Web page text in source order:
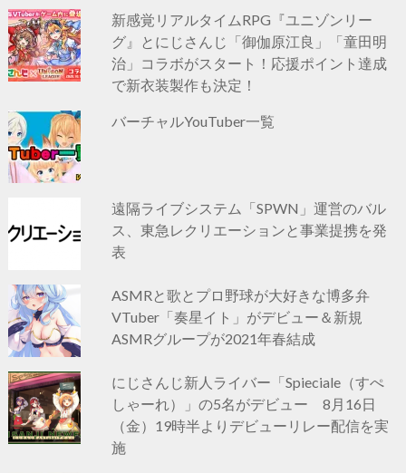
新感覚リアルタイムRPG『ユニゾンリー
グ』とにじさんじ「御伽原江良」「童田明
治」コラボがスタート！応援ポイント達成
で新衣装製作も決定！
バーチャルYouTuber一覧
遠隔ライブシステム「SPWN」運営のバル
ス、東急レクリエーションと事業提携を発
表
ASMRと歌とプロ野球が大好きな博多弁
VTuber「奏星イト」がデビュー＆新規
ASMRグループが2021年春結成
にじさんじ新人ライバー「Spieciale（すぺ
しゃーれ）」の5名がデビュー 8月16日
（金）19時半よりデビューリレー配信を実
施